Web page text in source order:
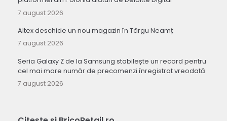
7 august 2026
Altex deschide un nou magazin în Târgu Neamț
7 august 2026
Seria Galaxy Z de la Samsung stabilește un record pentru
cel mai mare număr de precomenzi înregistrat vreodată
7 august 2026